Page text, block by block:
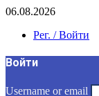
06.08.2026
Рег. / Войти
Войти
Username or email